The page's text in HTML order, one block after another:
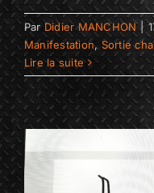
Par Didier MANCHON |
Manifestation, Sortie
Lire la suite